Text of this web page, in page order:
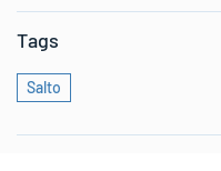
Tags
Salto